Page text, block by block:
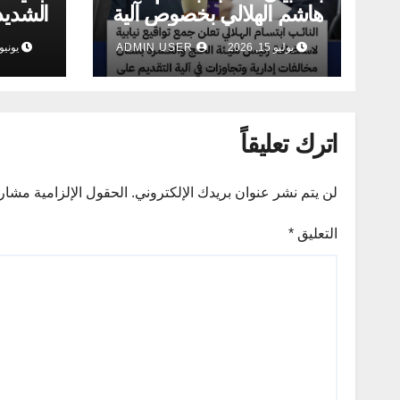
هاشم الهلالي بخصوص آلية
التقديم على قرعة الحج
يوليو 15, 2026 ADMIN USER يونيو 22, 2026
اترك تعليقاً
لن يتم نشر عنوان بريدك الإلكتروني. الحقول الإلزامية مشار
التعليق *